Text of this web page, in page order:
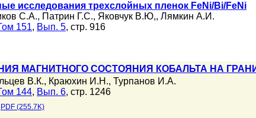
исследования трехслойных пленок FeNi/Bi/FeNi
С.А., Патрин Г.С., Яковчук В.Ю,, Лямкин А.И.
151, Вып. 5, стр. 916
МАГНИТНОГО СОСТОЯНИЯ КОБАЛЬТА НА
В.К., Краюхин И.Н., Турпанов И.А.
144, Вып. 6, стр. 1246
PDF (255.7K)